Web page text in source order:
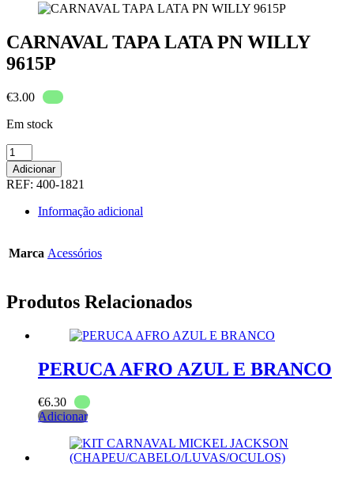
CARNAVAL TAPA LATA PN WILLY
9615P
€3.00
Em stock
Quantidade
de
CARNAVAL
TAPA
LATA
9615P
Adicionar
REF: 400-1821
Informação adicional
Marca Acessórios
Produtos Relacionados
PERUCA AFRO AZUL E BRANCO
€6.30
Adicionar